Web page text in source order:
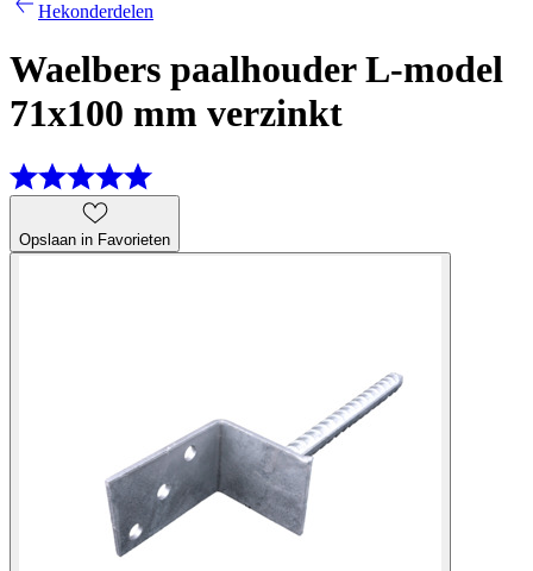
Hekonderdelen
Waelbers paalhouder L-model
71x100 mm verzinkt
Opslaan in Favorieten